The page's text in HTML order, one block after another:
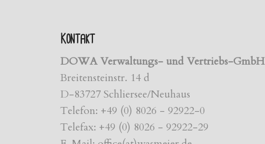
Kontakt
DOWA Verwaltungs- und Vertriebs-GmbH
Breitensteinstr. 14 d
D-83727 Schliersee/Neuhaus
Telefon: +49 (0) 8026 - 92922-0
Telefax: +49 (0) 8026 - 92922-29